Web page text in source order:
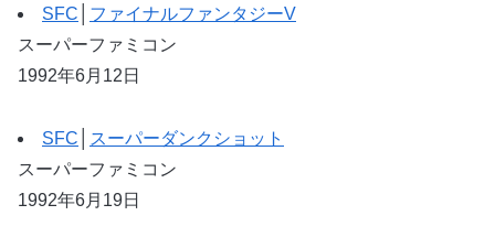
SFC
ファイナルファンタジーV
スーパーファミコン
1992年6月12日
SFC
スーパーダンクショット
スーパーファミコン
1992年6月19日